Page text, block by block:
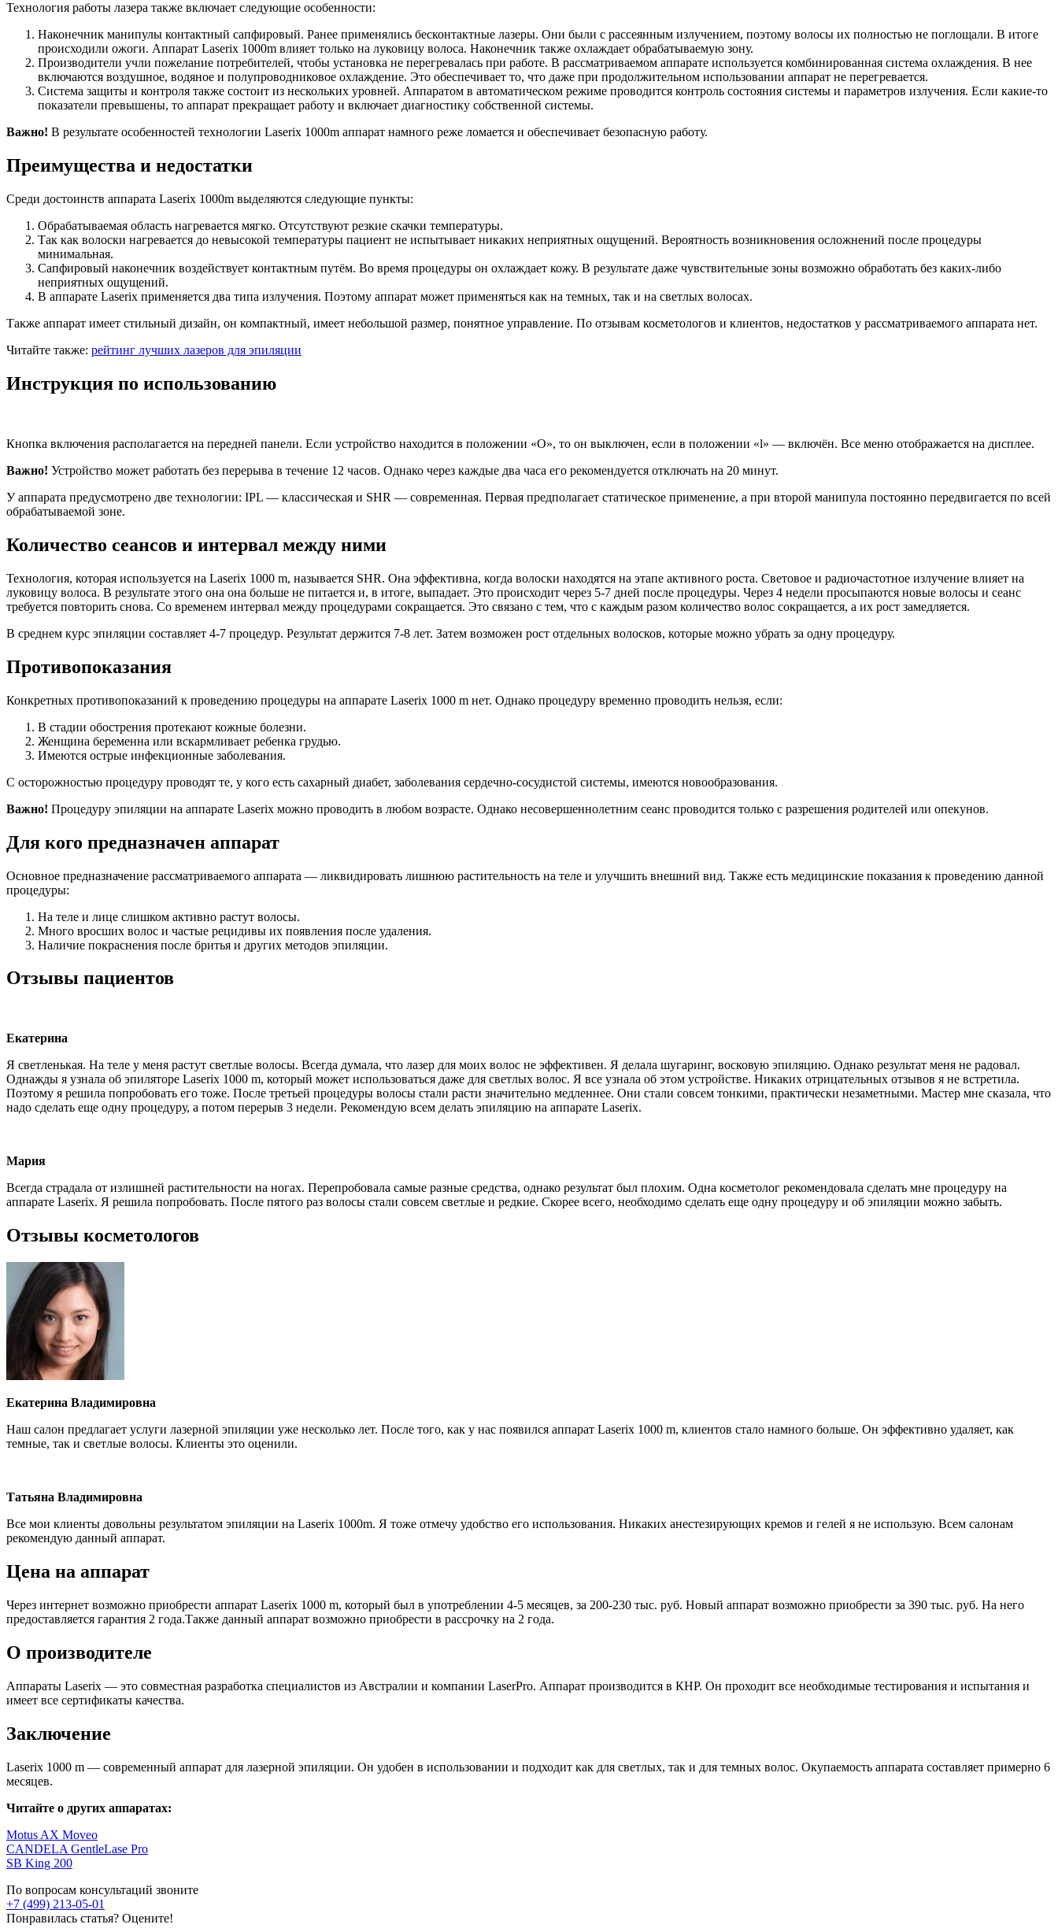
Технология работы лазера также включает следующие особенности:
Наконечник манипулы контактный сапфировый. Ранее применялись бесконтактные лазеры. Они были с рассеянным излучением, поэтому волосы их полностью не поглощали. В итоге
происходили ожоги. Аппарат Laserix 1000m влияет только на луковицу волоса. Наконечник также охлаждает обрабатываемую зону.
Производители учли пожелание потребителей, чтобы установка не перегревалась при работе. В рассматриваемом аппарате используется комбинированная система охлаждения. В нее
включаются воздушное, водяное и полупроводниковое охлаждение. Это обеспечивает то, что даже при продолжительном использовании аппарат не перегревается.
Система защиты и контроля также состоит из нескольких уровней. Аппаратом в автоматическом режиме проводится контроль состояния системы и параметров излучения. Если какие-то
показатели превышены, то аппарат прекращает работу и включает диагностику собственной системы.
Важно! В результате особенностей технологии Laserix 1000m аппарат намного реже ломается и обеспечивает безопасную работу.
Преимущества и недостатки
Среди достоинств аппарата Laserix 1000m выделяются следующие пункты:
Обрабатываемая область нагревается мягко. Отсутствуют резкие скачки температуры.
Так как волоски нагревается до невысокой температуры пациент не испытывает никаких неприятных ощущений. Вероятность возникновения осложнений после процедуры
минимальная.
Сапфировый наконечник воздействует контактным путём. Во время процедуры он охлаждает кожу. В результате даже чувствительные зоны возможно обработать без каких-либо
неприятных ощущений.
В аппарате Laserix применяется два типа излучения. Поэтому аппарат может применяться как на темных, так и на светлых волосах.
Также аппарат имеет стильный дизайн, он компактный, имеет небольшой размер, понятное управление. По отзывам косметологов и клиентов, недостатков у рассматриваемого аппарата нет.
Читайте также: рейтинг лучших лазеров для эпиляции
Инструкция по использованию
Кнопка включения располагается на передней панели. Если устройство находится в положении «О», то он выключен, если в положении «l» — включён. Все меню отображается на дисплее.
Важно! Устройство может работать без перерыва в течение 12 часов. Однако через каждые два часа его рекомендуется отключать на 20 минут.
У аппарата предусмотрено две технологии: IPL — классическая и SHR — современная. Первая предполагает статическое применение, а при второй манипула постоянно передвигается по всей
обрабатываемой зоне.
Количество сеансов и интервал между ними
Технология, которая используется на Laserix 1000 m, называется SHR. Она эффективна, когда волоски находятся на этапе активного роста. Световое и радиочастотное излучение влияет на
луковицу волоса. В результате этого она она больше не питается и, в итоге, выпадает. Это происходит через 5-7 дней после процедуры. Через 4 недели просыпаются новые волосы и сеанс
требуется повторить снова. Со временем интервал между процедурами сокращается. Это связано с тем, что с каждым разом количество волос сокращается, а их рост замедляется.
В среднем курс эпиляции составляет 4-7 процедур. Результат держится 7-8 лет. Затем возможен рост отдельных волосков, которые можно убрать за одну процедуру.
Противопоказания
Конкретных противопоказаний к проведению процедуры на аппарате Laserix 1000 m нет. Однако процедуру временно проводить нельзя, если:
В стадии обострения протекают кожные болезни.
Женщина беременна или вскармливает ребенка грудью.
Имеются острые инфекционные заболевания.
С осторожностью процедуру проводят те, у кого есть сахарный диабет, заболевания сердечно-сосудистой системы, имеются новообразования.
Важно! Процедуру эпиляции на аппарате Laserix можно проводить в любом возрасте. Однако несовершеннолетним сеанс проводится только с разрешения родителей или опекунов.
Для кого предназначен аппарат
Основное предназначение рассматриваемого аппарата — ликвидировать лишнюю растительность на теле и улучшить внешний вид. Также есть медицинские показания к проведению данной
процедуры:
На теле и лице слишком активно растут волосы.
Много вросших волос и частые рецидивы их появления после удаления.
Наличие покраснения после бритья и других методов эпиляции.
Отзывы пациентов
Екатерина
Я светленькая. На теле у меня растут светлые волосы. Всегда думала, что лазер для моих волос не эффективен. Я делала шугаринг, восковую эпиляцию. Однако результат меня не радовал.
Однажды я узнала об эпиляторе Laserix 1000 m, который может использоваться даже для светлых волос. Я все узнала об этом устройстве. Никаких отрицательных отзывов я не встретила.
Поэтому я решила попробовать его тоже. После третьей процедуры волосы стали расти значительно медленнее. Они стали совсем тонкими, практически незаметными. Мастер мне сказала, что
надо сделать еще одну процедуру, а потом перерыв 3 недели. Рекомендую всем делать эпиляцию на аппарате Laserix.
Мария
Всегда страдала от излишней растительности на ногах. Перепробовала самые разные средства, однако результат был плохим. Одна косметолог рекомендовала сделать мне процедуру на
аппарате Laserix. Я решила попробовать. После пятого раз волосы стали совсем светлые и редкие. Скорее всего, необходимо сделать еще одну процедуру и об эпиляции можно забыть.
Отзывы косметологов
Екатерина Владимировна
Наш салон предлагает услуги лазерной эпиляции уже несколько лет. После того, как у нас появился аппарат Laserix 1000 m, клиентов стало намного больше. Он эффективно удаляет, как
темные, так и светлые волосы. Клиенты это оценили.
Татьяна Владимировна
Все мои клиенты довольны результатом эпиляции на Laserix 1000m. Я тоже отмечу удобство его использования. Никаких анестезирующих кремов и гелей я не использую. Всем салонам
рекомендую данный аппарат.
Цена на аппарат
Через интернет возможно приобрести аппарат Laserix 1000 m, который был в употреблении 4-5 месяцев, за 200-230 тыс. руб. Новый аппарат возможно приобрести за 390 тыс. руб. На него
предоставляется гарантия 2 года.Также данный аппарат возможно приобрести в рассрочку на 2 года.
О производителе
Аппараты Laserix — это совместная разработка специалистов из Австралии и компании LaserPro. Аппарат производится в КНР. Он проходит все необходимые тестирования и испытания и
имеет все сертификаты качества.
Заключение
Laserix 1000 m — современный аппарат для лазерной эпиляции. Он удобен в использовании и подходит как для светлых, так и для темных волос. Окупаемость аппарата составляет примерно 6
месяцев.
Читайте о других аппаратах:
Motus AX Moveo
CANDELA GentleLase Pro
SB King 200
По вопросам консультаций звоните
+7 (499) 213-05-01
Понравилась статья? Оцените!